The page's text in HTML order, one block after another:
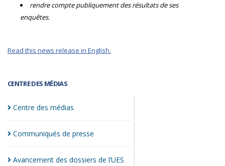
CENTRE DES MÉDIAS
Centre des médias
Communiqués de presse
Avancement des dossiers de l’UES
rendre compte publiquement des résultats de ses
enquêtes.
Read this news release in English.